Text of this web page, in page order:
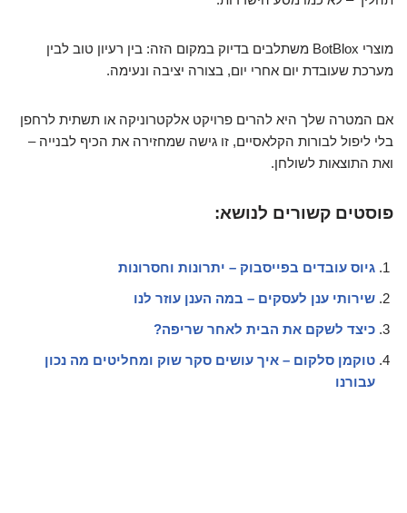
מוצרי BotBlox משתלבים בדיוק במקום הזה: בין רעיון טוב לבין
מערכת שעובדת יום אחרי יום, בצורה יציבה ונעימה.
אם המטרה שלך היא להרים פרויקט אלקטרוניקה או תשתית לרחפן
בלי ליפול לבורות הקלאסיים, זו גישה שמחזירה את הכיף לבנייה –
ואת התוצאות לשולחן.
פוסטים קשורים לנושא:
גיוס עובדים בפייסבוק – יתרונות וחסרונות
שירותי ענן לעסקים – במה הענן עוזר לנו
כיצד לשקם את הבית לאחר שריפה?
טוקמן סלקום – איך עושים סקר שוק ומחליטים מה נכון
עבורנו